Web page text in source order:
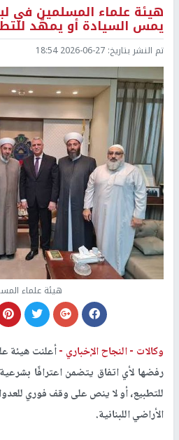
هيئة علماء المسلمين في
يمس السيادة أو يمهّد
تم النشر بتاريخ: 2026-06-27 18:54
هيئة علماء
وكالات -النجاح الإخباري -أعلنت هيئة
رفضها لأي اتفاق يتضمن اعترافًا
للتطبيع، أو لا ينص على وقف فوري
الأراضي اللبنانية.